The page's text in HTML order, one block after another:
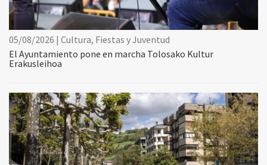
05/08/2026 | Cultura, Fiestas y Juventud
El Ayuntamiento pone en marcha Tolosako Kultur
Erakusleihoa